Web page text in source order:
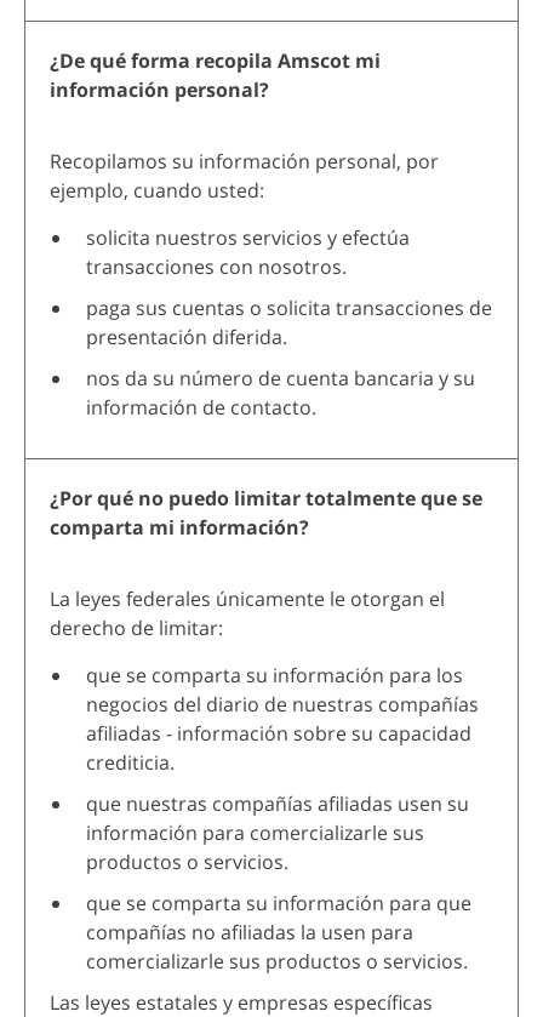
¿De qué forma recopila Amscot mi
información personal?
Recopilamos su información personal, por
ejemplo, cuando usted:
solicita nuestros servicios y efectúa
transacciones con nosotros.
paga sus cuentas o solicita transacciones de
presentación diferida.
nos da su número de cuenta bancaria y su
información de contacto.
¿Por qué no puedo limitar totalmente que se
comparta mi información?
La leyes federales únicamente le otorgan el
derecho de limitar:
que se comparta su información para los
negocios del diario de nuestras compañías
afiliadas - información sobre su capacidad
crediticia.
que nuestras compañías afiliadas usen su
información para comercializarle sus
productos o servicios.
que se comparta su información para que
compañías no afiliadas la usen para
comercializarle sus productos o servicios.
Las leyes estatales y empresas específicas